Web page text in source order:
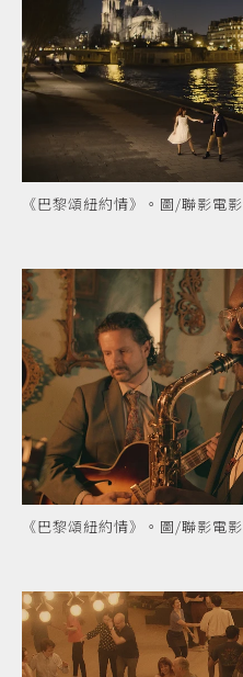
《巴黎頌紐約情》。圖/聯影電影
《巴黎頌紐約情》。圖/聯影電影